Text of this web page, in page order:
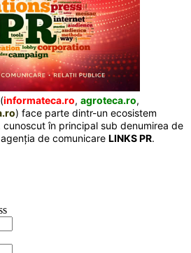
informateca.ro, agroteca.ro,
) face parte dintr-un ecosistem
în principal sub denumirea de
de comunicare LINKS PR.